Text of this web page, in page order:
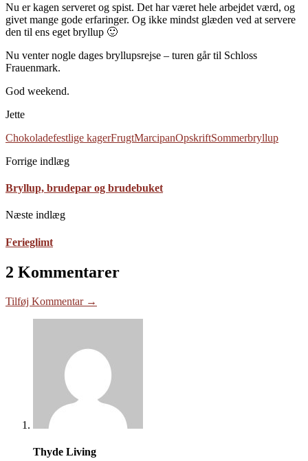
Nu er kagen serveret og spist. Det har været hele arbejdet værd, og
givet mange gode erfaringer. Og ikke mindst glæden ved at servere
den til ens eget bryllup 🙂
Nu venter nogle dages bryllupsrejse – turen går til Schloss
Frauenmark.
God weekend.
Jette
Chokoladefestlige kagerFrugtMarcipanOpskriftSommerbryllup
Forrige indlæg
Bryllup, brudepar og brudebuket
Næste indlæg
Ferieglimt
2 Kommentarer
Tilføj Kommentar →
Thyde Living